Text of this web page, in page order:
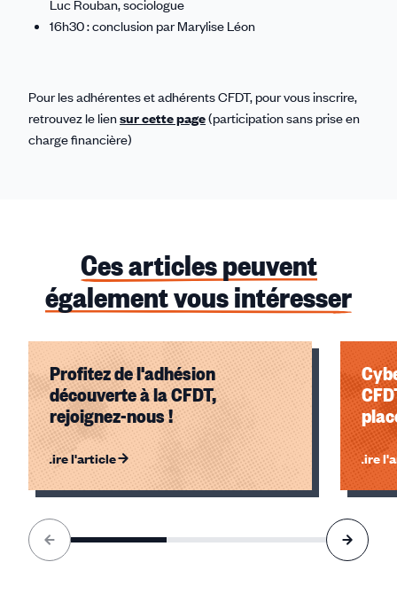
Luc Rouban, sociologue
16h30 : conclusion par Marylise Léon
Pour les adhérentes et adhérents CFDT, pour vous inscrire,
retrouvez le liensur cette page(participation sans prise en
charge financière)
Ces articles peuvent
également vous intéresser
Profitez de l'adhésion
découverte à la CFDT,
rejoignez-nous !
Lire l'article Lire